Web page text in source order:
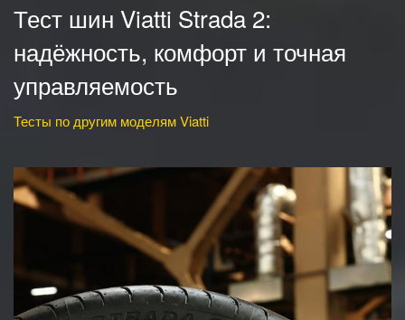
Тест шин Viatti Strada 2:
надёжность, комфорт и точная
управляемость
Тесты по другим моделям Viatti